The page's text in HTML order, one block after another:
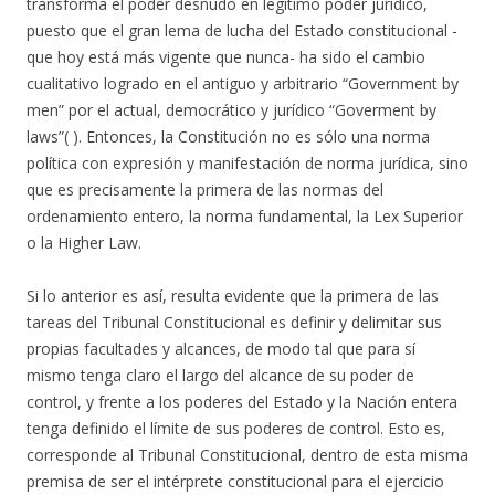
puesto que el gran lema de lucha del Estado constitucional -
que hoy está más vigente que nunca- ha sido el cambio
cualitativo logrado en el antiguo y arbitrario “Government by
men” por el actual, democrático y jurídico “Goverment by
laws”( ). Entonces, la Constitución no es sólo una norma
política con expresión y manifestación de norma jurídica, sino
que es precisamente la primera de las normas del
ordenamiento entero, la norma fundamental, la Lex Superior
o la Higher Law.
Si lo anterior es así, resulta evidente que la primera de las
tareas del Tribunal Constitucional es definir y delimitar sus
propias facultades y alcances, de modo tal que para sí
mismo tenga claro el largo del alcance de su poder de
control, y frente a los poderes del Estado y la Nación entera
tenga definido el límite de sus poderes de control. Esto es,
corresponde al Tribunal Constitucional, dentro de esta misma
premisa de ser el intérprete constitucional para el ejercicio